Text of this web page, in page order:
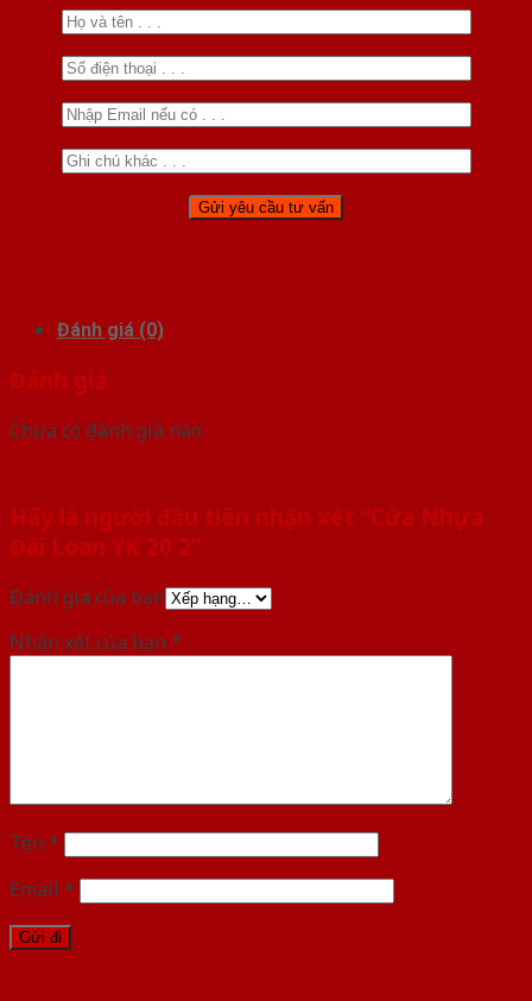
Đánh giá (0)
Đánh giá
Chưa có đánh giá nào.
Hãy là người đầu tiên nhận xét “Cửa Nhựa
Đài Loan YK 20 2”
Đánh giá của bạn
Nhận xét của bạn *
Tên *
Email *